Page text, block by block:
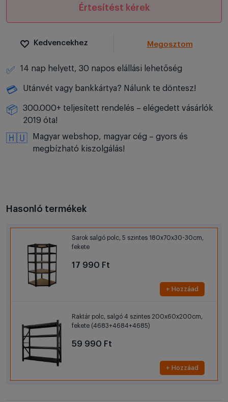
Értesítést kérek
Kedvencekhez Megosztom
✅ 14 nap helyett, 30 napos elállási lehetőség
💳 Utánvét vagy bankkártya? Nálunk te döntesz!
📦
300.000+ teljesített rendelés – elégedett vásárlók
2019 óta!
🇭🇺
Magyar webshop, magyar cég – gyors és
megbízható kiszolgálás!
Hasonló termékek
Sarok salgó polc, 5 szintes 180x70x30-30cm,
fekete
17 990 Ft
+ Hozzáad
Raktár polc, salgó 4 szintes 200x60x200cm,
fekete (4683+4684+4685)
59 990 Ft
+ Hozzáad